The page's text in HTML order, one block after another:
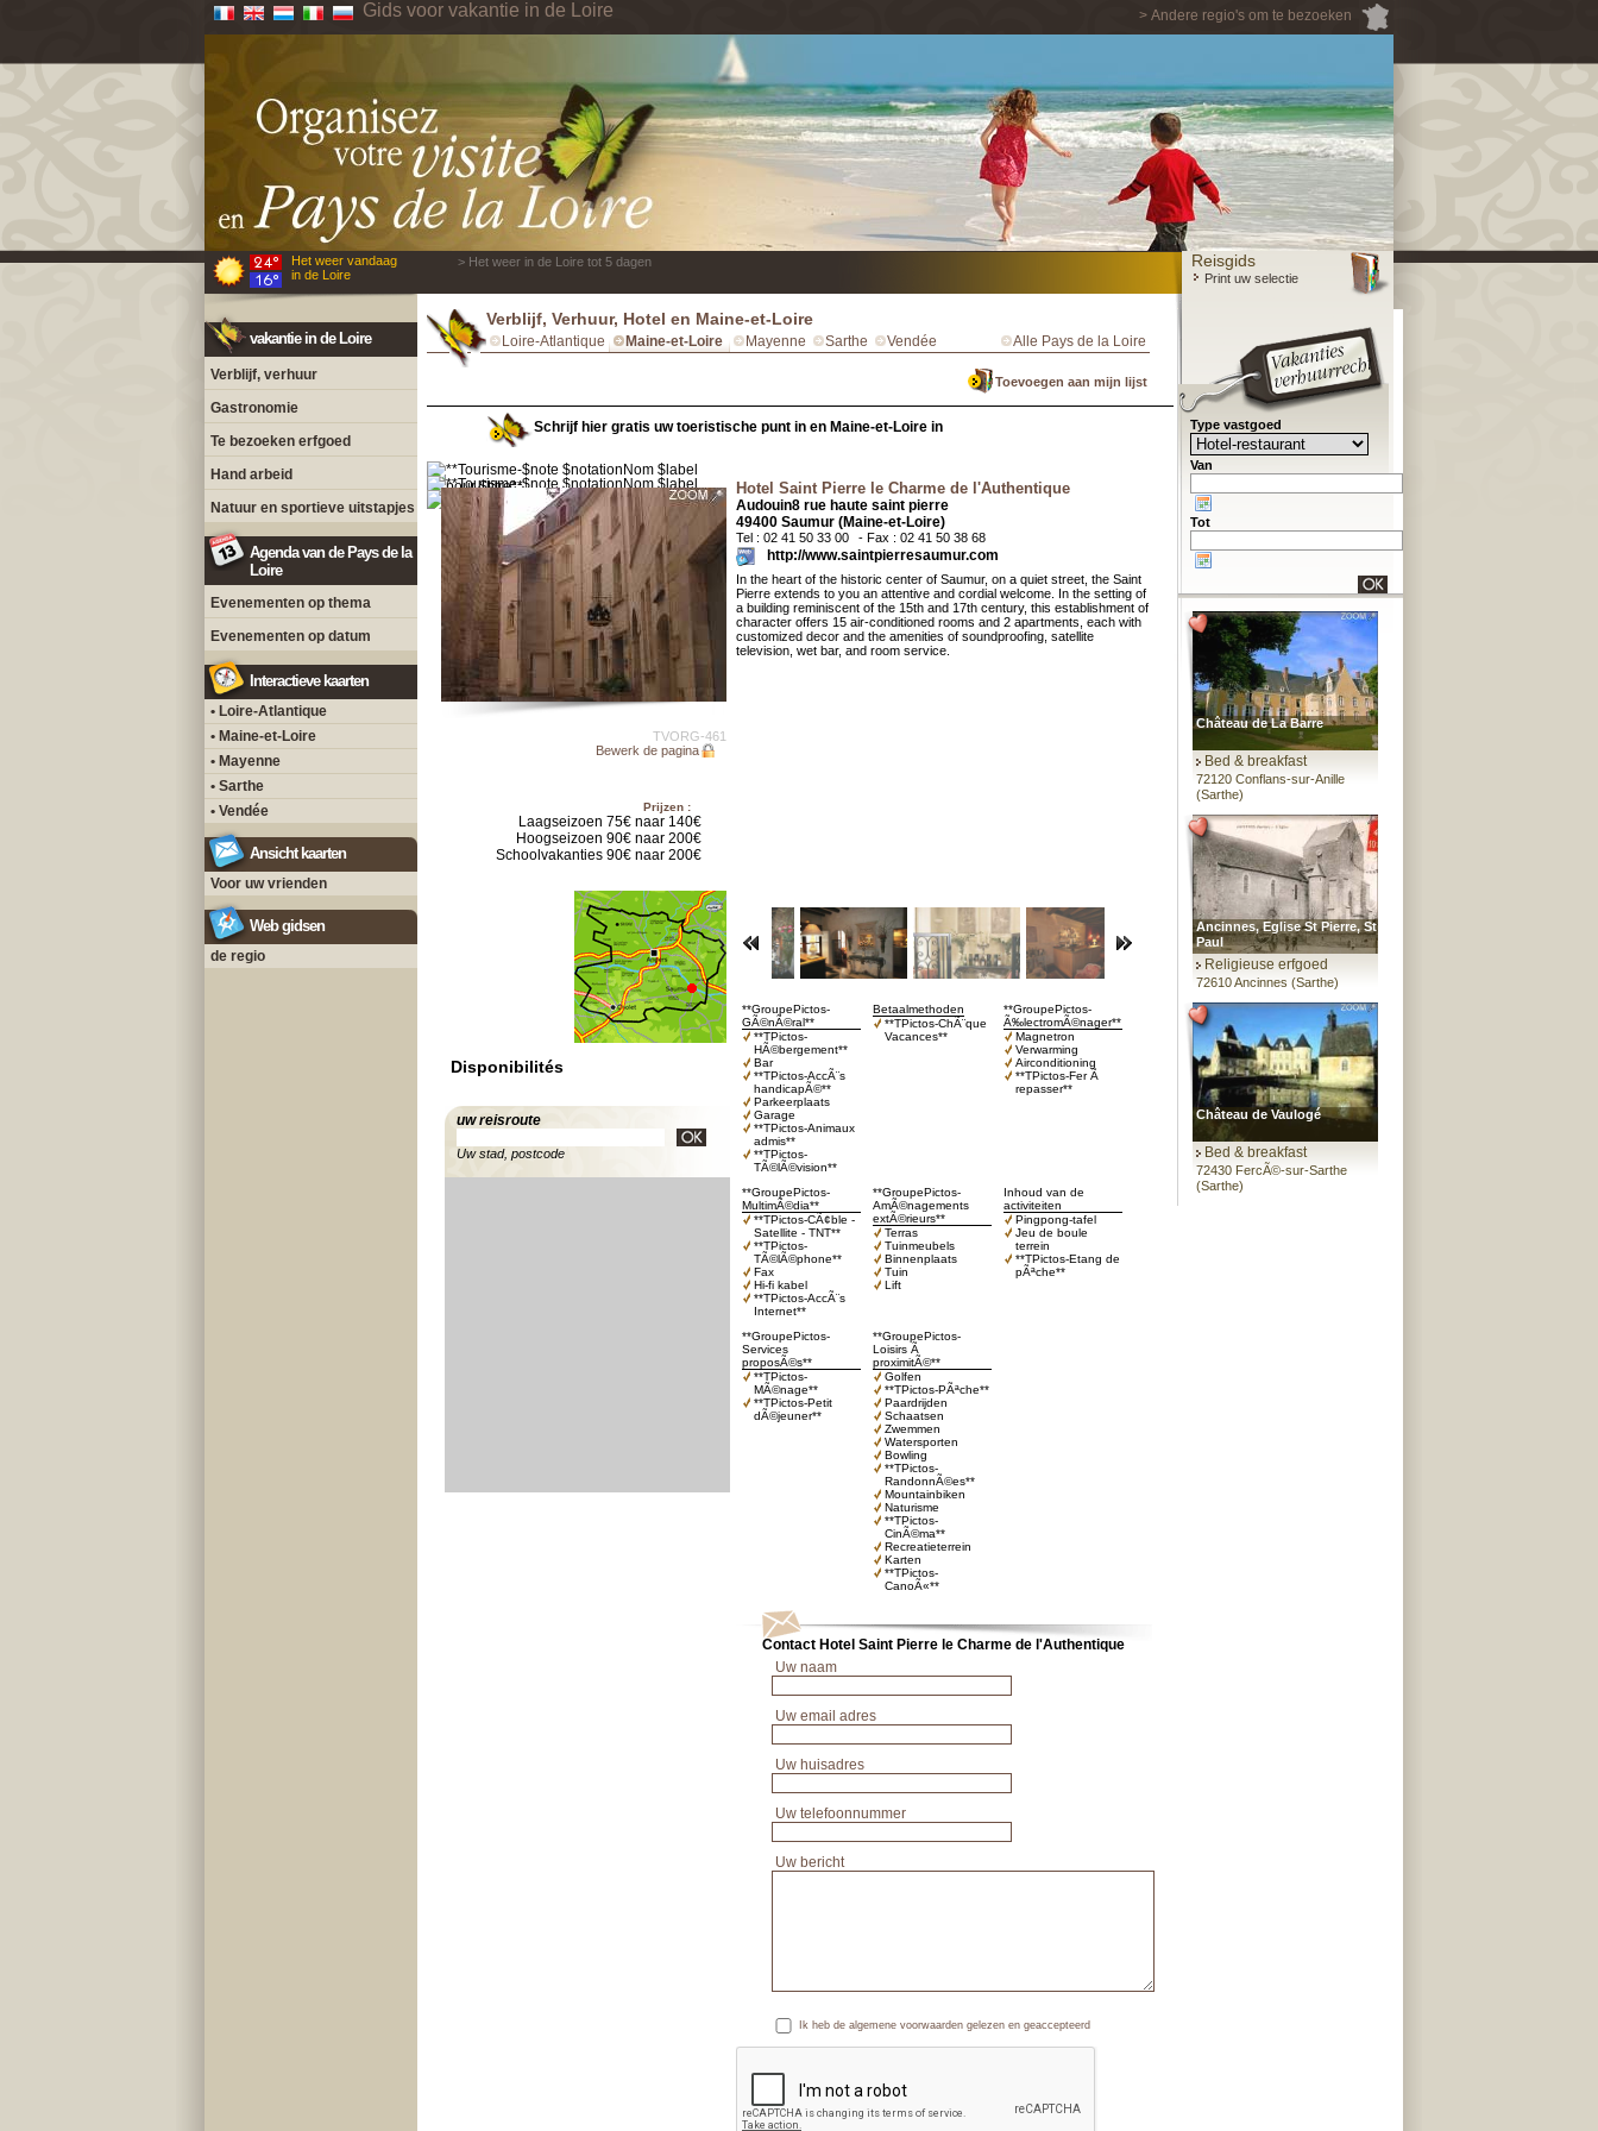
> Andere regio's om te bezoeken
Gids voor vakantie in de Loire
Het weer vandaag
in de Loire
> Het weer in de Loire tot 5 dagen Reisgids
Print uw selectie
vakantie in de Loire
Verblijf, verhuur
Gastronomie
Te bezoeken erfgoed
Hand arbeid
Natuur en sportieve uitstapjes
Agenda van de Pays de la
Loire
Evenementen op thema
Evenementen op datum
Interactieve kaarten
• Loire-Atlantique
• Maine-et-Loire
• Mayenne
• Sarthe
• Vendée
Ansicht kaarten
Voor uw vrienden
Web gidsen
de regio
Verblijf, Verhuur, Hotel en Maine-et-Loire
Loire-Atlantique Maine-et-Loire Mayenne Sarthe Vendée Alle Pays de la Loire
Toevoegen aan mijn lijst
Schrijf hier gratis uw toeristische punt in en Maine-et-Loire in
TVORG-461
Bewerk de pagina
Prijzen :
Laagseizoen 75€ naar 140€
Hoogseizoen 90€ naar 200€
Schoolvakanties 90€ naar 200€
Disponibilités
uw reisroute
Uw stad, postcode
Hotel Saint Pierre le Charme de l'Authentique
Audouin8 rue haute saint pierre
49400 Saumur (Maine-et-Loire)
Tel : 02 41 50 33 00 - Fax : 02 41 50 38 68
http://www.saintpierresaumur.com
In the heart of the historic center of Saumur, on a quiet street, the Saint
Pierre extends to you an attentive and cordial welcome. In the setting of
a building reminiscent of the 15th and 17th century, this establishment of
character offers 15 air-conditioned rooms and 2 apartments, each with
customized decor and the amenities of soundproofing, satellite
television, wet bar, and room service.
**GroupePictos-
GÃ©nÃ©ral**
**TPictos-
HÃ©bergement**
Bar
**TPictos-AccÃ¨s
handicapÃ©**
Parkeerplaats
Garage
**TPictos-Animaux
admis**
**TPictos-
TÃ©lÃ©vision**
Betaalmethoden
**TPictos-ChÃ¨que
Vacances**
**GroupePictos-
Ã‰lectromÃ©nager**
Magnetron
Verwarming
Airconditioning
**TPictos-Fer Ã
repasser**
**GroupePictos-
MultimÃ©dia**
**TPictos-CÃ¢ble -
Satellite - TNT**
**TPictos-
TÃ©lÃ©phone**
Fax
Hi-fi kabel
**TPictos-AccÃ¨s
Internet**
**GroupePictos-
AmÃ©nagements
extÃ©rieurs**
Terras
Tuinmeubels
Binnenplaats
Tuin
Lift
Inhoud van de
activiteiten
Pingpong-tafel
Jeu de boule
terrein
**TPictos-Etang de
pÃªche**
**GroupePictos-
Services
proposÃ©s**
**TPictos-
MÃ©nage**
**TPictos-Petit
dÃ©jeuner**
**GroupePictos-
Loisirs Ã
proximitÃ©**
Golfen
**TPictos-PÃªche**
Paardrijden
Schaatsen
Zwemmen
Watersporten
Bowling
**TPictos-
RandonnÃ©es**
Mountainbiken
Naturisme
**TPictos-
CinÃ©ma**
Recreatieterrein
Karten
**TPictos-
CanoÃ«**
Contact Hotel Saint Pierre le Charme de l'Authentique
Uw naam
Uw email adres
Uw huisadres
Uw telefoonnummer
Uw bericht
Ik heb de algemene voorwaarden gelezen en geaccepteerd
Type vastgoed
Van
Tot
Château de La Barre
Bed & breakfast
72120 Conflans-sur-Anille
(Sarthe)
Ancinnes, Eglise St Pierre, St
Paul
Religieuse erfgoed
72610 Ancinnes (Sarthe)
Château de Vaulogé
Bed & breakfast
72430 FercÃ©-sur-Sarthe
(Sarthe)